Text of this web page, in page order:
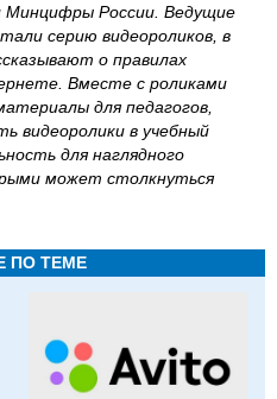
Минцифры России. Ведущие
серию видеороликов, в
о правилах
Вместе с роликами
для педагогов,
видеоролики в учебный
для наглядного
может столкнуться
ПО ТЕМЕ